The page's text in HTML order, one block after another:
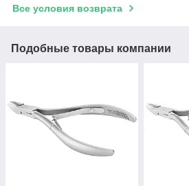
Все условия возврата
Подобные товары компании